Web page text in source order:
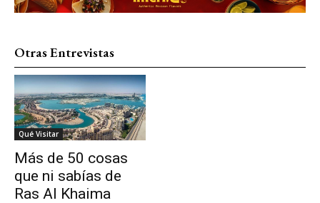
Otras Entrevistas
Qué Visitar
Más de 50 cosas
que ni sabías de
Ras Al Khaima